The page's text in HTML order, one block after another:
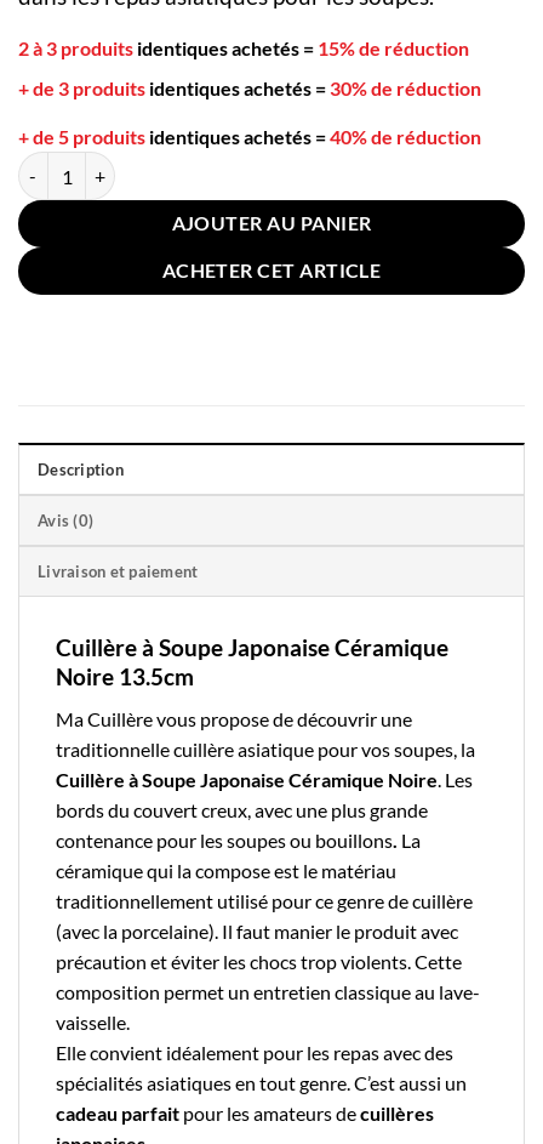
2 à 3 produits identiques achetés = 15% de réduction
+ de 3 produits identiques achetés = 30% de réduction
+ de 5 produits identiques achetés =40% de réduction
quantité de Cuillère à Soupe Japonaise Céramique Noire
AJOUTER AU PANIER
ACHETER CET ARTICLE
Description
Avis (0)
Livraison et paiement
Cuillère à Soupe Japonaise Céramique
Noire 13.5cm
Ma Cuillèrevous propose de découvrir une
traditionnellecuillère asiatique pour vos soupes, la
Cuillère à Soupe Japonaise Céramique Noire . Les
bords du couvert creux, avec une plus grande
contenance pour les soupes ou bouillons La
céramiquequi la compose est le matériau
traditionnellement utilisé pour ce genre de cuillère
(avec la porcelaine). Il faut manier le produit avec
précaution et éviter les chocs trop violents. Cette
composition permet un entretien classique au lave-
vaisselle.
Elle convient idéalement pour les repas avec des
spécialités asiatiques en tout genre. C’est aussi un
cadeau parfait pour les amateurs decuillères